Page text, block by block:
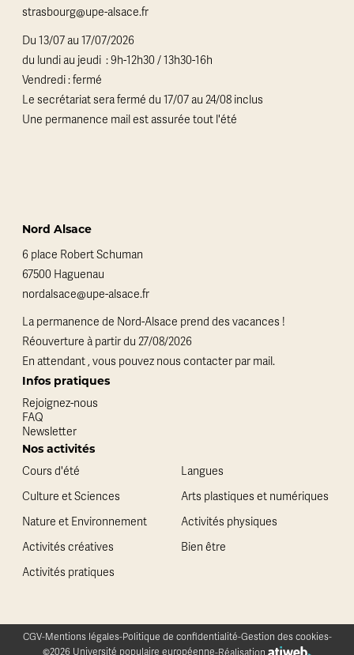
strasbourg@upe-alsace.fr
Du 13/07 au 17/07/2026
du lundi au jeudi : 9h-12h30 / 13h30-16h
Vendredi : fermé
Le secrétariat sera fermé du 17/07 au 24/08 inclus
Une permanence mail est assurée tout l'été
Nord Alsace
6 place Robert Schuman
67500 Haguenau
nordalsace@upe-alsace.fr
La permanence de Nord-Alsace prend des vacances !
Réouverture à partir du 27/08/2026
En attendant , vous pouvez nous contacter par mail.
Infos pratiques
Rejoignez-nous
FAQ
Newsletter
Nos activités
Cours d'été
Langues
Culture et Sciences
Arts plastiques et numériques
Nature et Environnement
Activités physiques
Activités créatives
Bien être
Activités pratiques
CGV-Mentions légales-Politique de confidentialité-Gestion des cookies-
©2026 Université populaire européenne-Réalisation